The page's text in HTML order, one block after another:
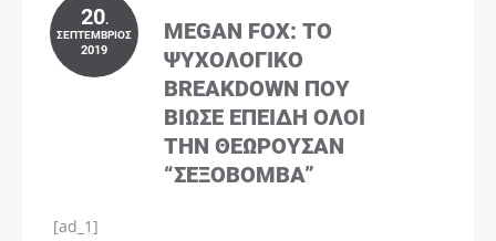
20.
ΣΕΠΤΈΜΒΡΙΟΣ
2019
MEGAN FOX: ΤΟ
ΨΥΧΟΛΟΓΙΚΌ
BREAKDOWN ΠΟΥ
ΒΊΩΣΕ ΕΠΕΙΔΉ ΌΛΟΙ
ΤΗΝ ΘΕΩΡΟΎΣΑΝ
“ΣΕΞΟΒΌΜΒΑ”
[ad_1]